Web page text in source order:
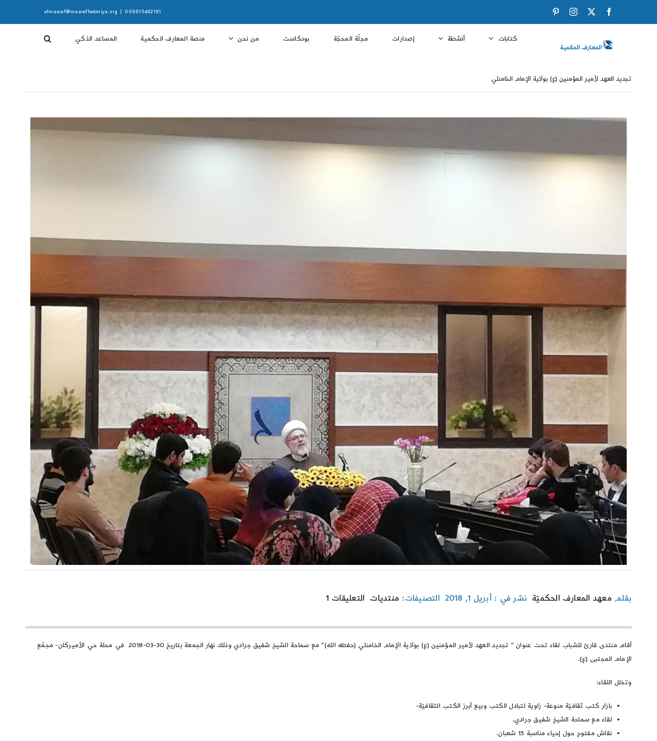
Facebook
X
Instagram
009615462191
almaaref@maarefhekmiya.org
كتابات أنشطة إصدارات مجلّة المحجّة بودكاست من نحن منصة المعارف الحكمية المساعد الذكي
تجديد العهد لأمير المؤمنين (ع) بولاية الإمام الخامنئي
بقلم معهد المعارف الحكميّة نشر في : أبريل 1, 2018 التصنيفات: منتديات التعليقات 1 on
لأمير
(ع)
أقام منتدى قارئ للشباب لقاء تحت عنوان ” تجديد العهد لأمير المؤمنين (ع) بولاية الإمام الخامنئي (حفظه الله)” مع سماحة الشيخ شفيق جرادي وذلك نهار الجمعة بتاريخ 30-03-2018 في محلة حي الأميركان- مجمّع
الإمام المجتبى (ع).
وتخلل اللقاء:
بازار كتب ثقافيّة منوعة- زاوية لتبادل الكتب وبيع أبرز الكتب الثقافيّة-
لقاء مع سماحة الشيخ شفيق جرادي.
نقاش مفتوح حول إحياء مناسبة 15 شعبان.